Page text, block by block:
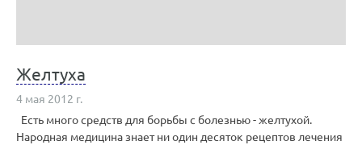
Желтуха
4 мая 2012 г.
Есть много средств для борьбы с болезнью - желтухой.
Народная медицина знает ни один десяток рецептов лечения